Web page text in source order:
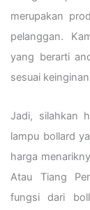
merupakan
pelanggan.
yang berarti
sesuai
Jadi, silahkan
lampu bollard
harga
Atau Tiang
fungsi dari